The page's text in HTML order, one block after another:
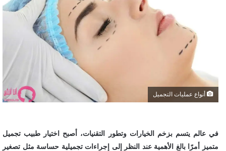
أنواع عمليات التجميل
في عالم يتسم بزخم الخيارات وتطور التقنيات، أصبح اختيار طبيب تجميل
متميز أمرًا بالغ الأهمية عند النظر إلى إجراءات تجميلية حساسة مثل تصغير